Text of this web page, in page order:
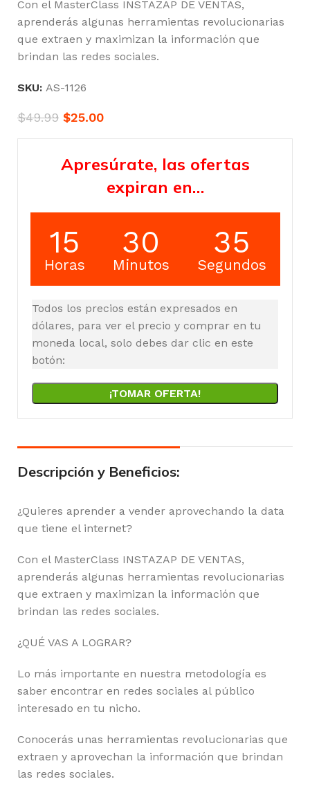
Con el MasterClass INSTAZAP DE VENTAS,
aprenderás algunas herramientas revolucionarias
que extraen y maximizan la información que
brindan las redes sociales.
SKU: AS-1126
$49.99 $25.00
Apresúrate, las ofertas
expiran en…
15
Horas
30
Minutos
35
Segundos
Todos los precios están expresados en
dólares, para ver el precio y comprar en tu
moneda local, solo debes dar clic en este
botón:
¡TOMAR OFERTA!
Descripción y Beneficios:
¿Quieres aprender a vender aprovechando la data
que tiene el internet?
Con el MasterClass INSTAZAP DE VENTAS,
aprenderás algunas herramientas revolucionarias
que extraen y maximizan la información que
brindan las redes sociales.
¿QUÉ VAS A LOGRAR?
Lo más importante en nuestra metodología es
saber encontrar en redes sociales al público
interesado en tu nicho.
Conocerás unas herramientas revolucionarias que
extraen y aprovechan la información que brindan
las redes sociales.